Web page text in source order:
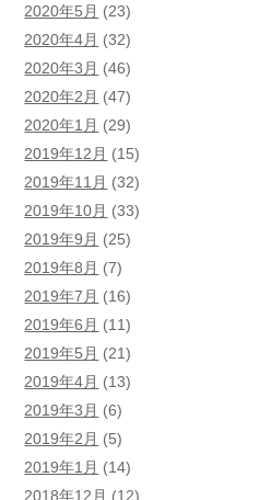
2020年5月 (23)
2020年4月 (32)
2020年3月 (46)
2020年2月 (47)
2020年1月 (29)
2019年12月 (15)
2019年11月 (32)
2019年10月 (33)
2019年9月 (25)
2019年8月 (7)
2019年7月 (16)
2019年6月 (11)
2019年5月 (21)
2019年4月 (13)
2019年3月 (6)
2019年2月 (5)
2019年1月 (14)
2018年12月 (12)